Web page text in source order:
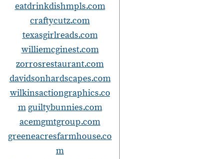
eatdrinkdishmpls.com
craftycutz.com
texasgirlreads.com
williemcginest.com
zorrosrestaurant.com
davidsonhardscapes.com
wilkinsactiongraphics.co
m guiltybunnies.com
acemgmtgroup.com
greeneacresfarmhouse.co
m